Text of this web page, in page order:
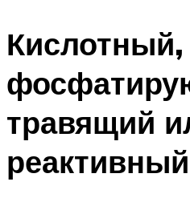
Кислотный,
травящий